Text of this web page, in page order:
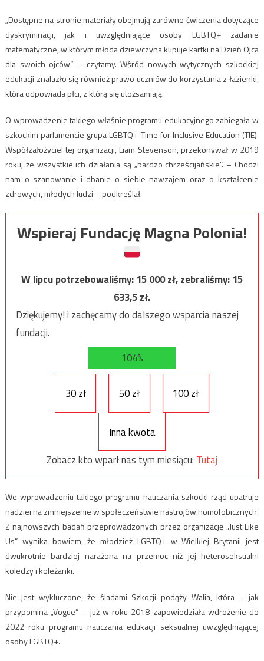
„Dostępne na stronie materiały obejmują zarówno ćwiczenia dotyczące
dyskryminacji, jak i uwzględniające osoby LGBTQ+ zadanie
matematyczne, w którym młoda dziewczyna kupuje kartki na Dzień Ojca
dla swoich ojców” – czytamy. Wśród nowych wytycznych szkockiej
edukacji znalazło się również prawo uczniów do korzystania z łazienki,
która odpowiada płci, z którą się utożsamiają.
O wprowadzenie takiego właśnie programu edukacyjnego zabiegała w
szkockim parlamencie grupa LGBTQ+ Time for Inclusive Education (TIE).
Współzałożyciel tej organizacji, Liam Stevenson, przekonywał w 2019
roku, że wszystkie ich działania są „bardzo chrześcijańskie”. – Chodzi
nam o szanowanie i dbanie o siebie nawzajem oraz o kształcenie
zdrowych, młodych ludzi – podkreślał.
Wspieraj Fundację Magna Polonia!
W lipcu potrzebowaliśmy:15 000zł, zebraliśmy:15
633,5zł.
Dziękujemy! i zachęcamy do dalszego wsparcia naszej
fundacji.
104%
30 zł 50 zł 100 zł
Inna kwota
Zobacz kto wparł nas tym miesiącu: Tutaj
We wprowadzeniu takiego programu nauczania szkocki rząd upatruje
nadziei na zmniejszenie w społeczeństwie nastrojów homofobicznych.
Z najnowszych badań przeprowadzonych przez organizację „Just Like
Us” wynika bowiem, że młodzież LGBTQ+ w Wielkiej Brytanii jest
dwukrotnie bardziej narażona na przemoc niż jej heteroseksualni
koledzy i koleżanki.
Nie jest wykluczone, że śladami Szkocji podąży Walia, która – jak
przypomina „Vogue” – już w roku 2018 zapowiedziała wdrożenie do
2022 roku programu nauczania edukacji seksualnej uwzględniającej
osoby LGBTQ+.